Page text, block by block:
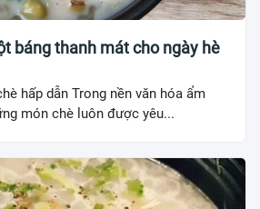
báng thanh mát cho ngày hè
hấp dẫn Trong nền văn hóa ẩm
món chè luôn được yêu...